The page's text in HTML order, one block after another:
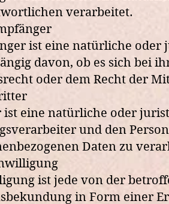
verarbeitet.
ist eine natürliche oder
davon, ob es sich bei
oder dem Recht der
eine natürliche oder
und den
Daten zu
ist jede von der
in Form einer